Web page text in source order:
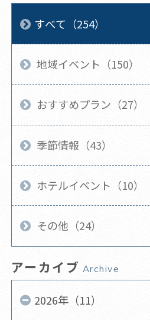
すべて（254）
地域イベント（150）
おすすめプラン（27）
季節情報（43）
ホテルイベント（10）
その他（24）
アーカイブ Archive
2026年（11）